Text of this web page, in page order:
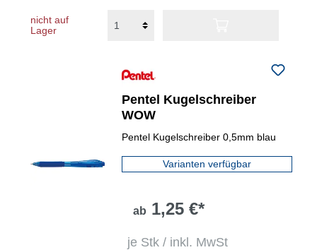
nicht auf
Lager
Pentel Kugelschreiber
WOW
Pentel Kugelschreiber 0,5mm blau
Varianten verfügbar
ab 1,25 €*
je Stk / inkl. MwSt